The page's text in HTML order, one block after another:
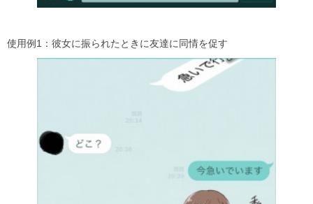
使用例1：彼女に振られたときに友達に同情を促す